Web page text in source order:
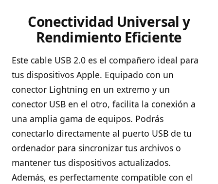
Conectividad Universal y
Rendimiento Eficiente
Este cable USB 2.0 es el compañero ideal para
tus dispositivos Apple. Equipado con un
conector Lightning en un extremo y un
conector USB en el otro, facilita la conexión a
una amplia gama de equipos. Podrás
conectarlo directamente al puerto USB de tu
ordenador para sincronizar tus archivos o
mantener tus dispositivos actualizados.
Además, es perfectamente compatible con el